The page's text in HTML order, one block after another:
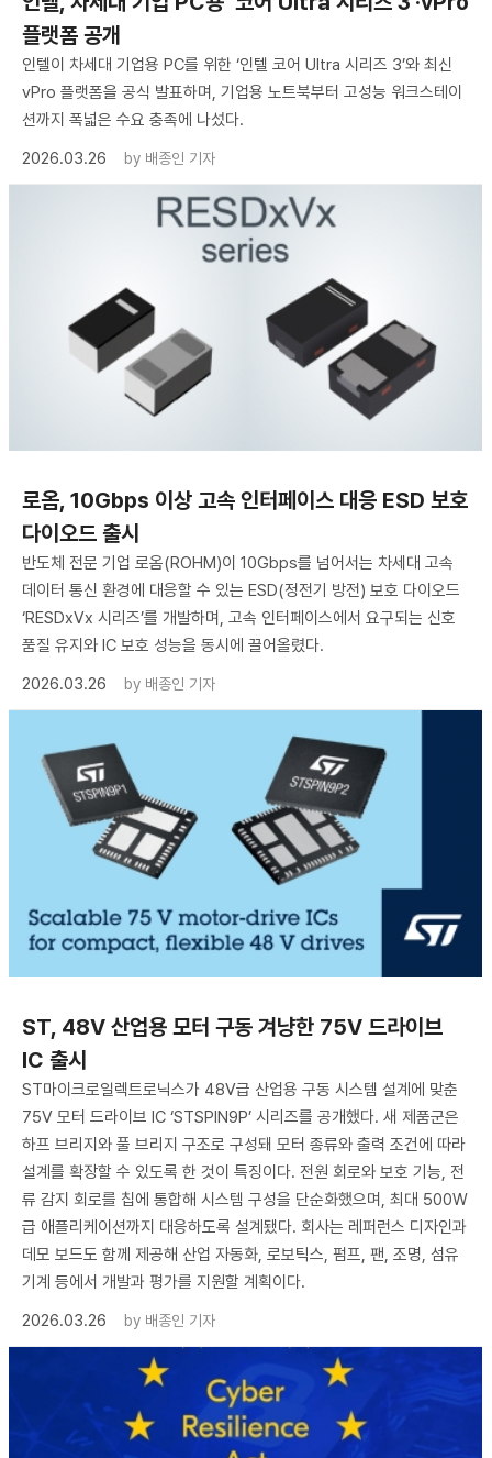
플랫폼 공개
인텔이 차세대 기업용 PC를 위한 ‘인텔 코어 Ultra 시리즈 3’와 최신
vPro 플랫폼을 공식 발표하며, 기업용 노트북부터 고성능 워크스테이
션까지 폭넓은 수요 충족에 나섰다.
2026.03.26
by 배종인 기자
로옴, 10Gbps 이상 고속 인터페이스 대응 ESD 보호
다이오드 출시
반도체 전문 기업 로옴(ROHM)이 10Gbps를 넘어서는 차세대 고속
데이터 통신 환경에 대응할 수 있는 ESD(정전기 방전) 보호 다이오드
‘RESDxVx 시리즈’를 개발하며, 고속 인터페이스에서 요구되는 신호
품질 유지와 IC 보호 성능을 동시에 끌어올렸다.
2026.03.26
by 배종인 기자
ST, 48V 산업용 모터 구동 겨냥한 75V 드라이브
IC 출시
ST마이크로일렉트로닉스가 48V급 산업용 구동 시스템 설계에 맞춘
75V 모터 드라이브 IC ‘STSPIN9P’ 시리즈를 공개했다. 새 제품군은
하프 브리지와 풀 브리지 구조로 구성돼 모터 종류와 출력 조건에 따라
설계를 확장할 수 있도록 한 것이 특징이다. 전원 회로와 보호 기능, 전
류 감지 회로를 칩에 통합해 시스템 구성을 단순화했으며, 최대 500W
급 애플리케이션까지 대응하도록 설계됐다. 회사는 레퍼런스 디자인과
데모 보드도 함께 제공해 산업 자동화, 로보틱스, 펌프, 팬, 조명, 섬유
기계 등에서 개발과 평가를 지원할 계획이다.
2026.03.26
by 배종인 기자